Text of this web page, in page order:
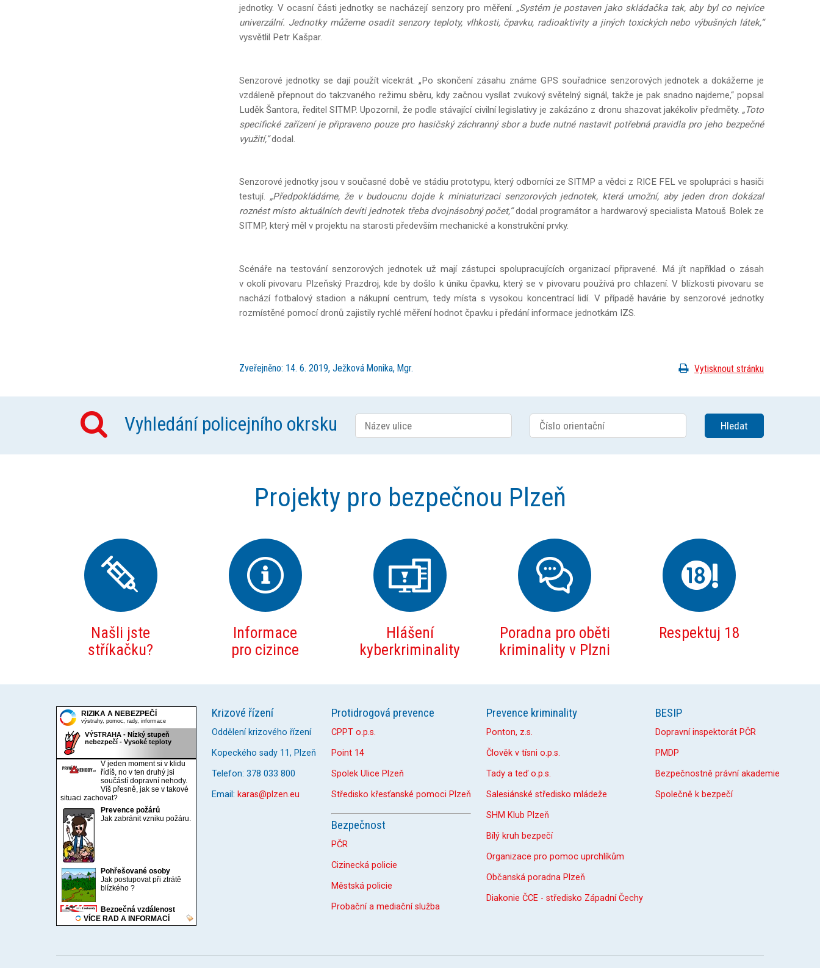
jednotky. V ocasní části jednotky se nacházejí senzory pro měření. „Systém je postaven jako skládačka tak, aby byl co nejvíce
univerzální. Jednotky můžeme osadit senzory teploty, vlhkosti, čpavku, radioaktivity a jiných toxických nebo výbušných látek,“
vysvětlil Petr Kašpar.
Senzorové jednotky se dají použít vícekrát. „Po skončení zásahu známe GPS souřadnice senzorových jednotek a dokážeme je
vzdáleně přepnout do takzvaného režimu sběru, kdy začnou vysílat zvukový světelný signál, takže je pak snadno najdeme,“ popsal
Luděk Šantora, ředitel SITMP. Upozornil, že podle stávající civilní legislativy je zakázáno z dronu shazovat jakékoliv předměty. „Toto
specifické zařízení je připraveno pouze pro hasičský záchranný sbor a bude nutné nastavit potřebná pravidla pro jeho bezpečné
využití,“dodal.
Senzorové jednotky jsou v současné době ve stádiu prototypu, který odborníci ze SITMP a vědci z RICE FEL ve spolupráci s hasiči
testují. „Předpokládáme, že v budoucnu dojde k miniaturizaci senzorových jednotek, která umožní, aby jeden dron dokázal
roznést místo aktuálních devíti jednotek třeba dvojnásobný počet,“dodal programátor a hardwarový specialista Matouš Bolek ze
SITMP, který měl v projektu na starosti především mechanické a konstrukční prvky.
Scénáře na testování senzorových jednotek už mají zástupci spolupracujících organizací připravené. Má jít například o zásah
v okolí pivovaru Plzeňský Prazdroj, kde by došlo k úniku čpavku, který se v pivovaru používá pro chlazení. V blízkosti pivovaru se
nachází fotbalový stadion a nákupní centrum, tedy místa s vysokou koncentrací lidí. V případě havárie by senzorové jednotky
rozmístěné pomocí dronů zajistily rychlé měření hodnot čpavku i předání informace jednotkám IZS.
Zveřejněno: 14. 6. 2019, Ježková Monika, Mgr. Vytisknout stránku
Vyhledání policejního okrsku
Projekty pro bezpečnou Plzeň
Našli jste
stříkačku?
Informace
pro cizince
Hlášení
kyberkriminality
Poradna pro oběti
kriminality v Plzni
Respektuj 18
Krizové řízení
Oddělení krizového řízení
Kopeckého sady 11, Plzeň
Telefon: 378 033 800
Email: karas@plzen.eu
Protidrogová prevence
CPPT o.p.s.
Point 14
Spolek Ulice Plzeň
Středisko křesťanské pomoci Plzeň
Bezpečnost
PČR
Cizinecká policie
Městská policie
Probační a mediační služba
Prevence kriminality
Ponton, z.s.
Člověk v tísni o.p.s.
Tady a teď o.p.s.
Salesiánské středisko mládeže
SHM Klub Plzeň
Bílý kruh bezpečí
Organizace pro pomoc uprchlíkům
Občanská poradna Plzeň
Diakonie ČCE - středisko Západní Čechy
BESIP
Dopravní inspektorát PČR
PMDP
Bezpečnostně právní akademie
Společně k bezpečí